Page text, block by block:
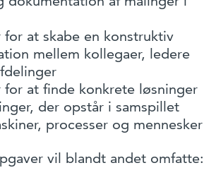
for at skabe en konstruktiv
mellem kollegaer, ledere
for at finde konkrete løsninger
der opstår i samspillet
processer og mennesker
vil blandt andet omfatte: